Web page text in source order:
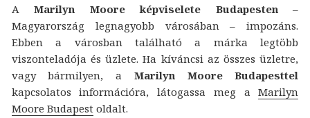
AMarilyn Moore képviselete Budapesten–
Magyarország legnagyobb városában – impozáns.
Ebben a városban található a márka legtöbb
viszonteladója és üzlete. Ha kíváncsi az összes üzletre,
vagy bármilyen, a Marilyn Moore Budapesttel
kapcsolatos információra, látogassa meg aMarilyn
Moore Budapest oldalt.